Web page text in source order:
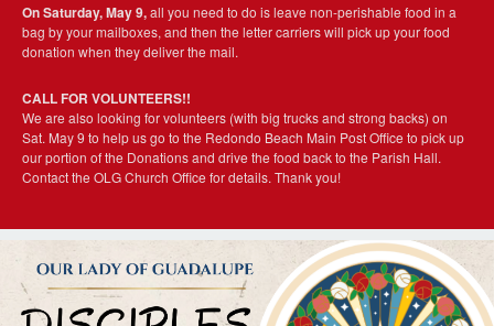
On Saturday, May 9,all you need to do is leave non-perishable food in a
bag by your mailboxes, and then the letter carriers will pick up your food
donation when they deliver the mail.
CALL FOR VOLUNTEERS!!
We are also looking for volunteers (with big trucks and strong backs) on
Sat. May 9 to help us go to the Redondo Beach Main Post Office to pick up
our portion of the Donations and drive the food back to the Parish Hall.
Contact the OLG Church Office for details. Thank you!